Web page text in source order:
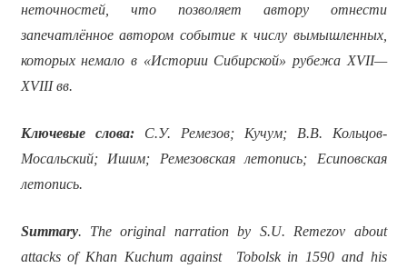
неточностей, что позволяет автору отнести
запечатлённое автором событие к числу вымышленных,
которых немало в «Истории Сибирской» рубежа XVII—
XVIIIвв.
Ключевые слова:С.У. Ремезов; Кучум; В.В. Кольцов-
Мосальский; Ишим; Ремезовская летопись; Есиповская
летопись.
Summary. The original narration by S.U. Remezov about
attacks of Khan Kuchum against Tobolsk in 1590 and his